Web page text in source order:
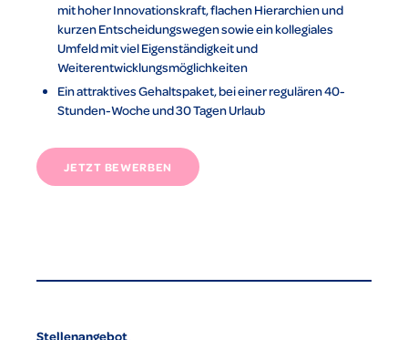
mit hoher Innovationskraft, flachen Hierarchien und
kurzen Entscheidungswegen sowie ein kollegiales
Umfeld mit viel Eigenständigkeit und
Weiterentwicklungsmöglichkeiten
Ein attraktives Gehaltspaket, bei einer regulären 40-
Stunden-Woche und 30 Tagen Urlaub
JETZT BEWERBEN
Stellenangebot